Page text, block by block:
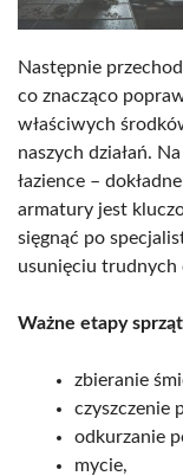
Następnie
co znacząco
właściwych
naszych działań.
łazience –
armatury jest
sięgnąć po
usunięciu trudnych
Ważne etapy
zbieranie
czyszczenie
odkurzanie
mycie,